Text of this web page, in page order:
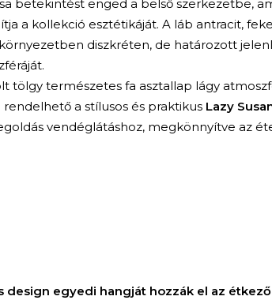
betekintést enged a belső szerkezetbe,
a kollekció esztétikáját. A láb antracit,
diszkréten, de határozott
tölgy természetes fa asztallap lágy
a stílusos és praktikus Lazy
vendéglátáshoz, megkönnyítve az
design egyedi hangját hozzák el az